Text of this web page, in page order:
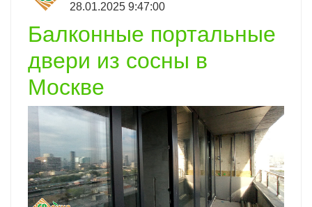
28.01.2025 9:47:00
Балконные портальные
двери из сосны в
Москве